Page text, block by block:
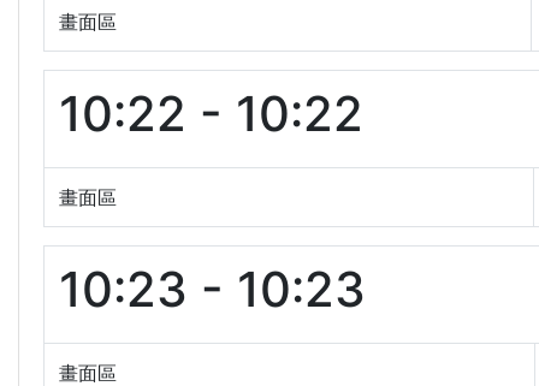
畫面區
10:22 - 10:22
畫面區
10:23 - 10:23
畫面區